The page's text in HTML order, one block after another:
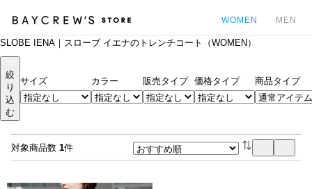
WOMEN MEN
SLOBE IENA｜スローブ イエナのトレンチコート（WOMEN）
絞
り
込
む
サイズ カラー 販売タイプ 価格タイプ 商品タイプ
対象商品数 1件